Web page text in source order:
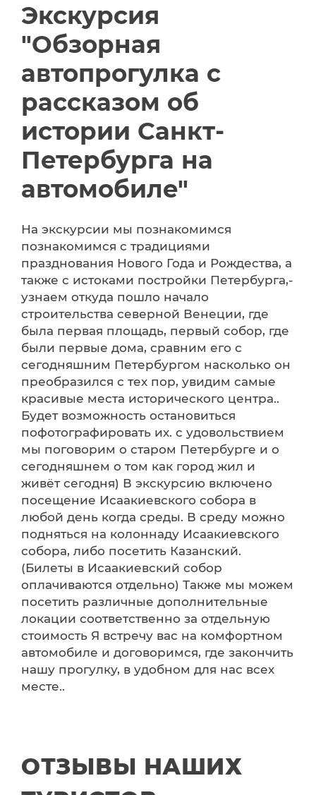
Экскурсия
"Обзорная
автопрогулка с
рассказом об
истории Санкт-
Петербурга на
автомобиле"
На экскурсии мы познакомимся
познакомимся с традициями
празднования Нового Года и Рождества, а
также с истоками постройки Петербурга,-
узнаем откуда пошло начало
строительства северной Венеции, где
была первая площадь, первый собор, где
были первые дома, сравним его с
сегодняшним Петербургом насколько он
преобразился с тех пор, увидим самые
красивые места исторического центра..
Будет возможность остановиться
пофотографировать их. с удовольствием
мы поговорим о старом Петербурге и о
сегодняшнем о том как город жил и
живёт сегодня) В экскурсию включено
посещение Исаакиевского собора в
любой день когда среды. В среду можно
подняться на колоннаду Исаакиевского
собора, либо посетить Казанский.
(Билеты в Исаакиевский собор
оплачиваются отдельно) Также мы можем
посетить различные дополнительные
локации соответственно за отдельную
стоимость Я встречу вас на комфортном
автомобиле и договоримся, где закончить
нашу прогулку, в удобном для нас всех
месте..
ОТЗЫВЫ НАШИХ